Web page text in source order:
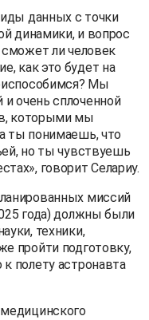
данных с точки
динамики, и вопрос
сможет ли человек
как это будет на
Мы
очень сплоченной
которыми мы
ты понимаешь, что
но ты чувствуешь
говорит Селариу.
миссий
года) должны были
техники,
пройти подготовку,
полету астронавта